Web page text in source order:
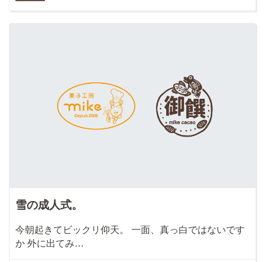
雪の成人式。
今朝起きてビックリ仰天。 一面、真っ白ではないです
か 外に出てみ…